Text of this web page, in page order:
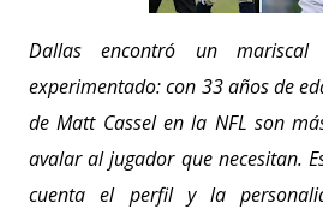
Dallas encontró un
experimentado: con 33 años de
de Matt Cassel en la NFL son
avalar al jugador que necesitan.
cuenta el perfil y la